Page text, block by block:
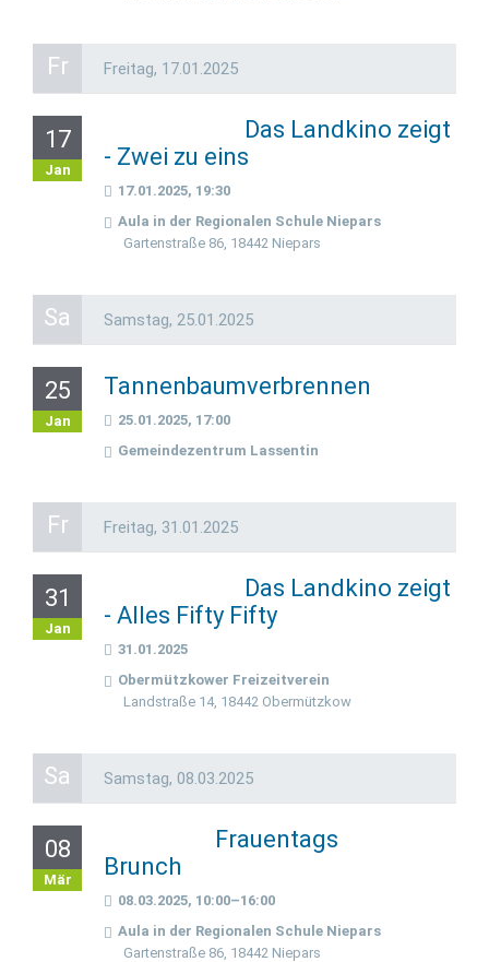
Fr Freitag, 17.01.2025
17
Jan
Das Landkino zeigt
- Zwei zu eins
17.01.2025, 19:30
Aula in der Regionalen Schule Niepars
Gartenstraße 86, 18442 Niepars
Sa Samstag, 25.01.2025
25
Jan
Tannenbaumverbrennen
25.01.2025, 17:00
Gemeindezentrum Lassentin
Fr Freitag, 31.01.2025
31
Jan
Das Landkino zeigt
- Alles Fifty Fifty
31.01.2025
Obermützkower Freizeitverein
Landstraße 14, 18442 Obermützkow
Sa Samstag, 08.03.2025
08
Mär
Frauentags
Brunch
08.03.2025, 10:00–16:00
Aula in der Regionalen Schule Niepars
Gartenstraße 86, 18442 Niepars